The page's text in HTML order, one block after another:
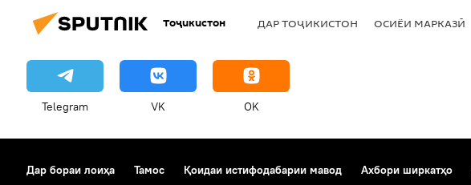
Тоҷикистон ДАР ТОҶИКИСТОН ОСИЁИ МАРКАЗӢ
Telegram VK OK
Дар бораи лоиҳа Тамос Қоидаи истифодабарии мавод Ахбори ширкатҳо